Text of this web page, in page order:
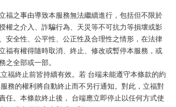
福之事由導致本服務無法繼續進行，包括但不限於
權之介入、詐騙行為、天災等不可抗力等損壞或影
安全性、公平性、公正性及合理性之情形，在法律
福有權得隨時取消、終止、修改或暫停本服務，或
之全部或一部。
福終止前皆持續有效。若 台端未能遵守本條款的約
務的權利將自動終止而不另行通知。對此，立福對
任。本條款終止後， 台端應立即停止以任何方式使